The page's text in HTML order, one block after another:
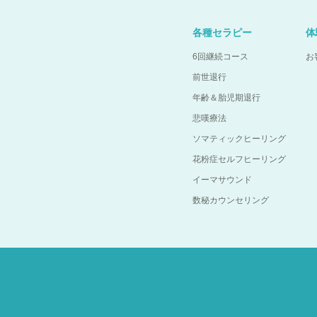
各種セラピー
6回継続コース
前世退行
年齢＆胎児期退行
悲嘆療法
ソマティックヒーリング
花粉症セルフヒーリング
イーマサウンド
数秘カウンセリング
お